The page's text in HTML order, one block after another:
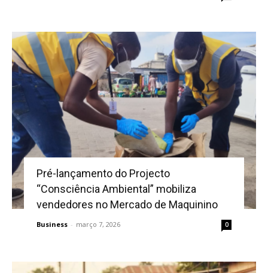
Pré-lançamento do Projecto
“Consciência Ambiental” mobiliza
vendedores no Mercado de Maquinino
Business - março 7, 2026 0